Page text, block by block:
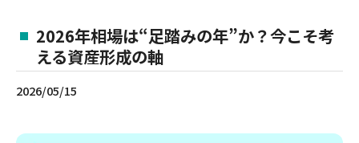
2026年相場は“足踏みの年”か？今こそ考
える資産形成の軸
2026/05/15